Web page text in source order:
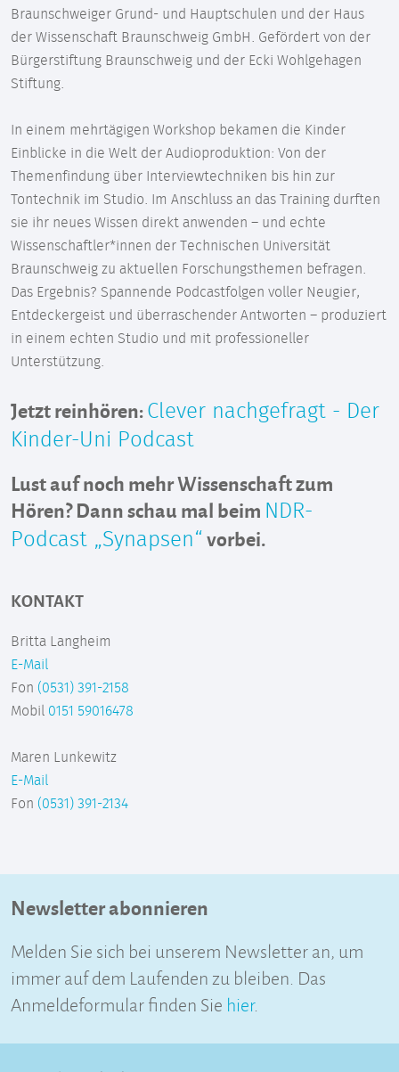
Braunschweiger Grund- und Hauptschulen und der Haus
der Wissenschaft Braunschweig GmbH. Gefördert von der
Bürgerstiftung Braunschweig und der Ecki Wohlgehagen
Stiftung.
In einem mehrtägigen Workshop bekamen die Kinder
Einblicke in die Welt der Audioproduktion: Von der
Themenfindung über Interviewtechniken bis hin zur
Tontechnik im Studio. Im Anschluss an das Training durften
sie ihr neues Wissen direkt anwenden – und echte
Wissenschaftler*innen der Technischen Universität
Braunschweig zu aktuellen Forschungsthemen befragen.
Das Ergebnis? Spannende Podcastfolgen voller Neugier,
Entdeckergeist und überraschender Antworten – produziert
in einem echten Studio und mit professioneller
Unterstützung.
Jetzt reinhören: Clever nachgefragt - Der
Kinder-Uni Podcast
Lust auf noch mehr Wissenschaft zum
Hören? Dann schau mal beim NDR-
Podcast „Synapsen“ vorbei.
KONTAKT
Britta Langheim
E-Mail
Fon (0531) 391-2158
Mobil 0151 59016478
Maren Lunkewitz
E-Mail
Fon (0531) 391-2134
Newsletter abonnieren
Melden Sie sich bei unserem Newsletter an, um
immer auf dem Laufenden zu bleiben. Das
Anmeldeformular finden Sie hier.